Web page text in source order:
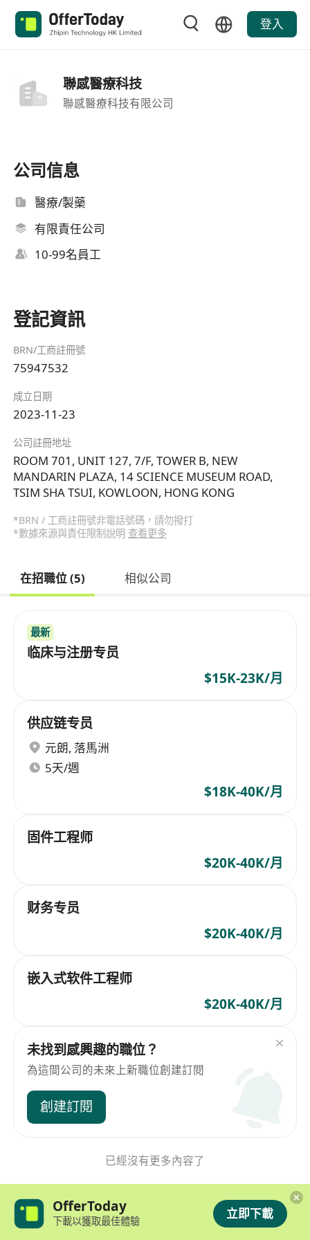
登入
聯感醫療科技
聯感醫療科技有限公司
公司信息
醫療/製藥
有限責任公司
10-99名員工
登記資訊
BRN/工商註冊號
75947532
成立日期
2023-11-23
公司註冊地址
ROOM 701, UNIT 127, 7/F, TOWER B, NEW
MANDARIN PLAZA, 14 SCIENCE MUSEUM ROAD,
TSIM SHA TSUI, KOWLOON, HONG KONG
*BRN / 工商註冊號非電話號碼，請勿撥打
*數據來源與責任限制說明 查看更多
在招職位 (5) 相似公司
最新
临床与注册专员
$15K-23K/月
供应链专员
元朗, 落馬洲
5天/週
$18K-40K/月
固件工程师
$20K-40K/月
财务专员
$20K-40K/月
嵌入式软件工程师
$20K-40K/月
未找到感興趣的職位？
為這間公司的未來上新職位創建訂閱
創建訂閱
已經沒有更多內容了
OfferToday
下載以獲取最佳體驗 立即下載